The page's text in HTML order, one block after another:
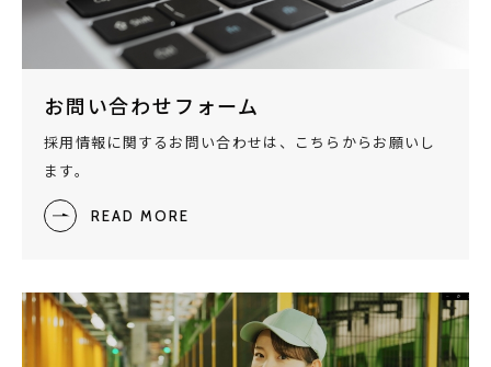
お問い合わせフォーム
採用情報に関するお問い合わせは、こちらからお願いし
ます。
READ MORE